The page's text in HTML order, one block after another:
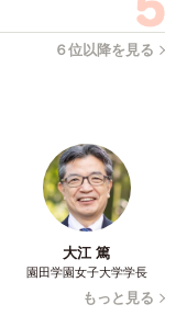
６位以降を見る
大江 篤
園田学園女子大学学長
もっと見る